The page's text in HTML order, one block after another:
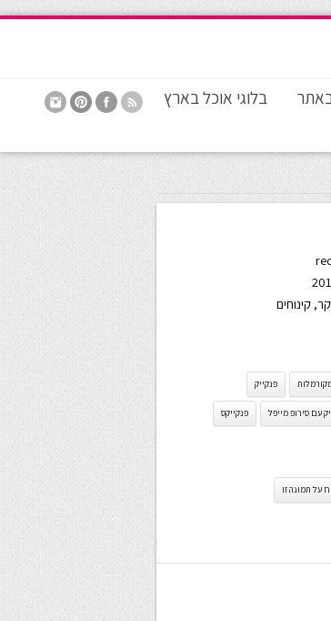
בלוגי אוכל בארץ
, קינוחים
פנקייק
עם סירופ מייפל פנקייקס